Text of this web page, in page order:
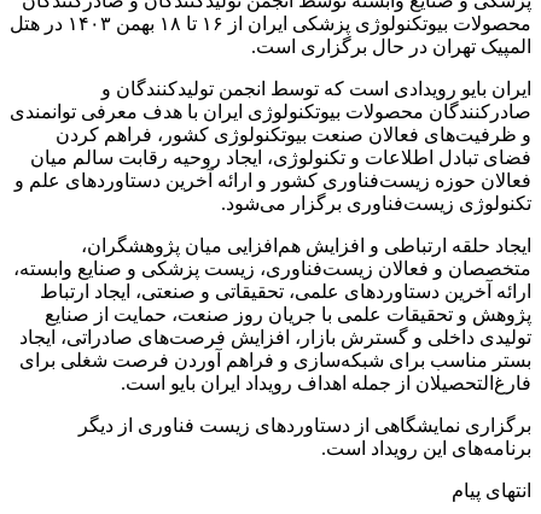
محصولات بیوتکنولوژی پزشکی ایران از ۱۶ تا ۱۸ بهمن ۱۴۰۳ در هتل
المپیک تهران در حال برگزاری است.
ایران بایو رویدادی است که توسط انجمن تولیدکنندگان و
صادرکنندگان محصولات بیوتکنولوژی ایران با هدف معرفی توانمندی
و ظرفیت‌های فعالان صنعت بیوتکنولوژی کشور، فراهم کردن
فضای تبادل اطلاعات و تکنولوژی، ایجاد روحیه رقابت سالم میان
فعالان حوزه زیست‌فناوری کشور و ارائه آخرین دستاوردهای علم و
تکنولوژی زیست‌فناوری برگزار می‌شود.
ایجاد حلقه ارتباطی و افزایش هم‌افزایی میان پژوهشگران،
متخصصان و فعالان زیست‌فناوری، زیست پزشکی و صنایع وابسته،
ارائه آخرین دستاوردهای علمی، تحقیقاتی و صنعتی، ایجاد ارتباط
پژوهش و تحقیقات علمی با جریان روز صنعت، حمایت از صنایع
تولیدی داخلی و گسترش بازار، افزایش فرصت‌های صادراتی، ایجاد
بستر مناسب برای شبکه‌سازی و فراهم آوردن فرصت شغلی برای
فارغ‌التحصیلان از جمله اهداف رویداد ایران بایو است.
برگزاری نمایشگاهی از دستاوردهای زیست فناوری از دیگر
برنامه‌های این رویداد است.
انتهای پیام